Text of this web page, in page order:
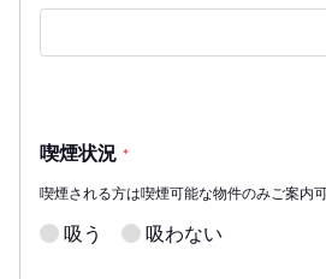
喫煙状況 *
喫煙される方は喫煙可能な物件のみご案内可
吸う 吸わない